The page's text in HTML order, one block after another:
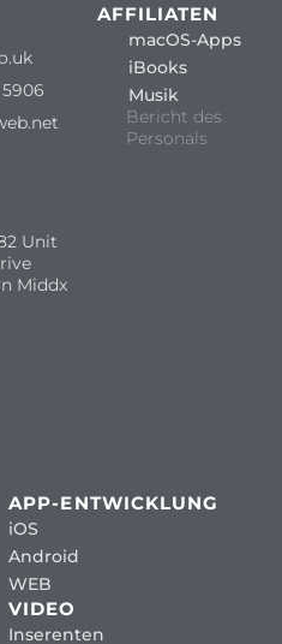
Unit
Middx
AFFILIATEN
macOS-Apps
iBooks
Musik
Bericht des
Personals
APP-ENTWICKLUNG
iOS
Android
WEB
VIDEO
Inserenten